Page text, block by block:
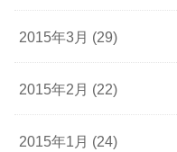
2015年3月 (29)
2015年2月 (22)
2015年1月 (24)